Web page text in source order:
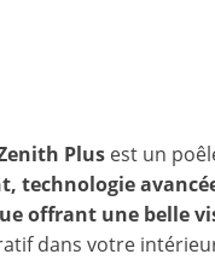
Plus est un
technologie
offrant une belle
dans votre